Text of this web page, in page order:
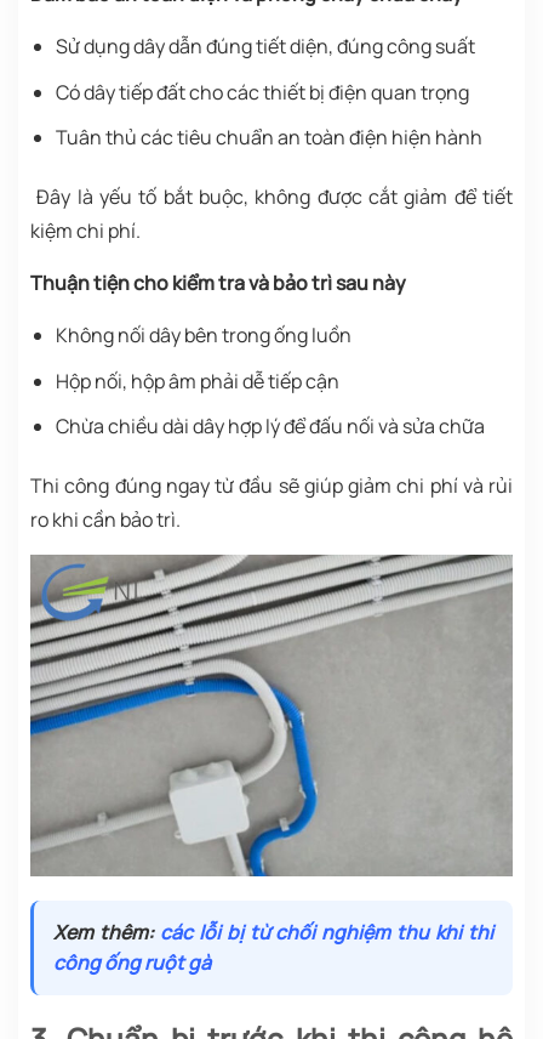
Sử dụng dây dẫn đúng tiết diện, đúng công suất
Có dây tiếp đất cho các thiết bị điện quan trọng
Tuân thủ các tiêu chuẩn an toàn điện hiện hành
Đây là yếu tố bắt buộc, không được cắt giảm để tiết
kiệm chi phí.
Thuận tiện cho kiểm tra và bảo trì sau này
Không nối dây bên trong ống luồn
Hộp nối, hộp âm phải dễ tiếp cận
Chừa chiều dài dây hợp lý để đấu nối và sửa chữa
Thi công đúng ngay từ đầu sẽ giúp giảm chi phí và rủi
ro khi cần bảo trì.
Xem thêm: các lỗi bị từ chối nghiệm thu khi thi
công ống ruột gà